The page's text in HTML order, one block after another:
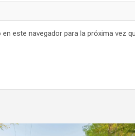
este navegador para la próxima vez